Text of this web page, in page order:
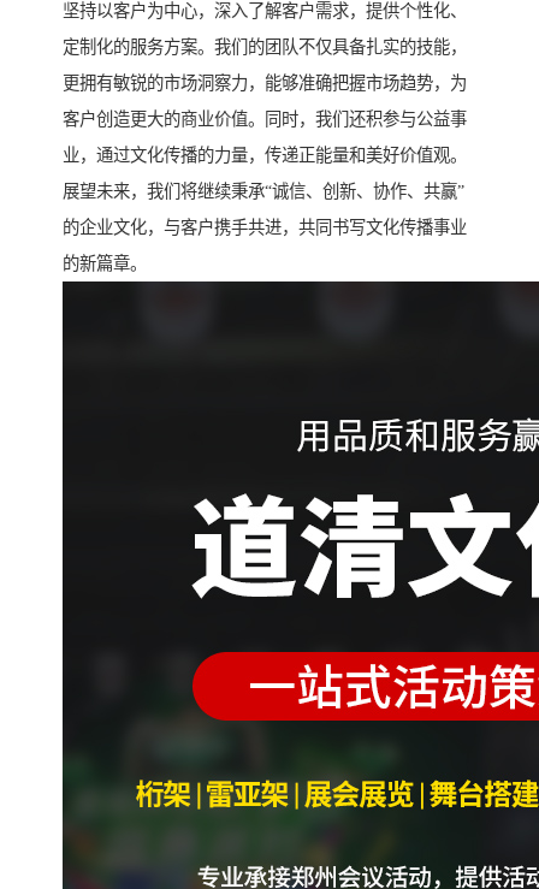
坚持以客户为中心，深入了解客户需求，提供个性化、
定制化的服务方案。我们的团队不仅具备扎实的技能，
更拥有敏锐的市场洞察力，能够准确把握市场趋势，为
客户创造更大的商业价值。同时，我们还积参与公益事
业，通过文化传播的力量，传递正能量和美好价值观。
展望未来，我们将继续秉承“诚信、创新、协作、共赢”
的企业文化，与客户携手共进，共同书写文化传播事业
的新篇章。